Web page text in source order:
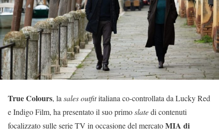
True Colours, lasales outfititaliana co-controllata da Lucky Red
e Indigo Film, ha presentato il suo primoslatedi contenuti
focalizzato sulle serie TV in occasione del mercatoMIA di